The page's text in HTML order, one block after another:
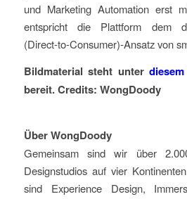
und Marketing Automation erst
entspricht die Plattform dem
(Direct-to-Consumer)-Ansatz von
Bildmaterial steht unter
bereit. Credits: WongDoody
Über WongDoody
Gemeinsam sind wir über
Designstudios auf vier
sind Experience Design,